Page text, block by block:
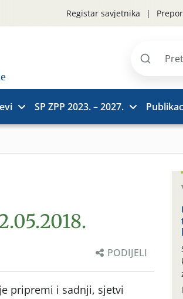
Registar savjetnika
Pretraži
SP ZPP 2023. – 2027.
PODIJELI
pripremi i sadnji, sjetvi